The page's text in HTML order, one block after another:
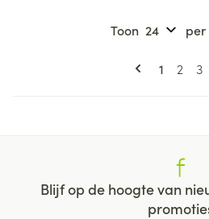
U lees
1 Pagina
2 3
Toon
Blijf op de hoogte van